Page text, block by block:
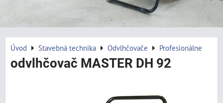
Úvod Stavebná technika Odvlhčovače Profesionálne
odvlhčovač MASTER DH 92